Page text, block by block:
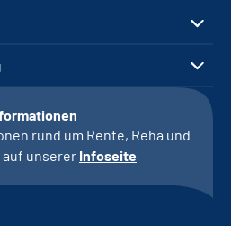
rund um Rente, Reha und
auf unserer Infoseite